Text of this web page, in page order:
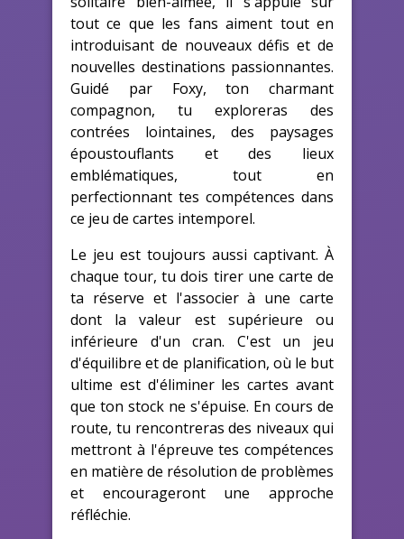
tout ce que les fans aiment tout en
introduisant de nouveaux défis et de
nouvelles destinations passionnantes.
Guidé par Foxy, ton charmant
compagnon, tu exploreras des
contrées lointaines, des paysages
époustouflants et des lieux
emblématiques, tout en
perfectionnant tes compétences dans
ce jeu de cartes intemporel.
Le jeu est toujours aussi captivant. À
chaque tour, tu dois tirer une carte de
ta réserve et l'associer à une carte
dont la valeur est supérieure ou
inférieure d'un cran. C'est un jeu
d'équilibre et de planification, où le but
ultime est d'éliminer les cartes avant
que ton stock ne s'épuise. En cours de
route, tu rencontreras des niveaux qui
mettront à l'épreuve tes compétences
en matière de résolution de problèmes
et encourageront une approche
réfléchie.